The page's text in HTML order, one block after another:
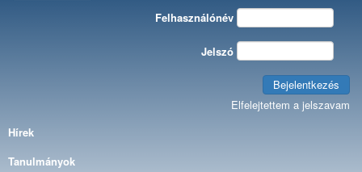
Felhasználónév
Jelszó
Bejelentkezés
Elfelejtettem a jelszavam
Hírek
Tanulmányok